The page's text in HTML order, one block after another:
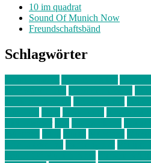
10 im quadrat
Sound Of Munich Now
Freundschaftsbänd
Schlagwörter